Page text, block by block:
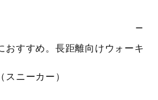
ズ
おすすめ。長距離向けウォーキ
ニーカー）